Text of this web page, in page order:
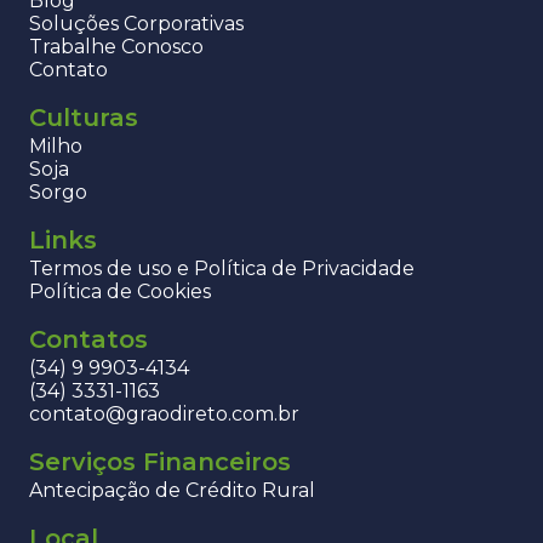
Soluções Corporativas
Trabalhe Conosco
Contato
Culturas
Milho
Soja
Sorgo
Links
Termos de uso e Política de Privacidade
Política de Cookies
Contatos
(34) 9 9903-4134
(34) 3331-1163
contato@graodireto.com.br
Serviços Financeiros
Antecipação de Crédito Rural